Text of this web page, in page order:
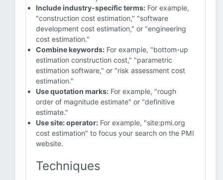
Include industry-specific terms: For example,
"construction cost estimation," "software
development cost estimation," or "engineering
cost estimation."
Combine keywords: For example, "bottom-up
estimation construction cost," "parametric
estimation software," or "risk assessment cost
estimation."
Use quotation marks: For example, "rough
order of magnitude estimate" or "definitive
estimate."
Use site: operator: For example, "site:pmi.org
cost estimation" to focus your search on the PMI
website.
Techniques